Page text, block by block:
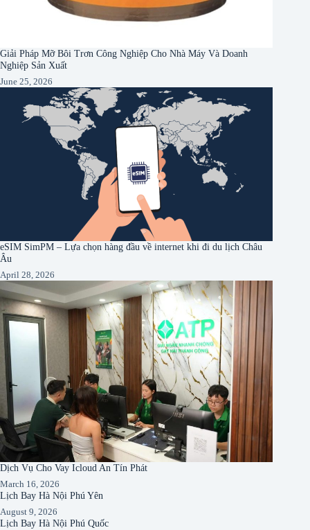
Giải Pháp Mỡ Bôi Trơn Công Nghiệp Cho Nhà Máy Và Doanh
Nghiệp Sản Xuất
June 25, 2026
eSIM SimPM – Lựa chọn hàng đầu về internet khi đi du lịch Châu
Âu
April 28, 2026
Dịch Vụ Cho Vay Icloud An Tín Phát
March 16, 2026
Lịch Bay Hà Nội Phú Yên
August 9, 2026
Lịch Bay Hà Nội Phú Quốc